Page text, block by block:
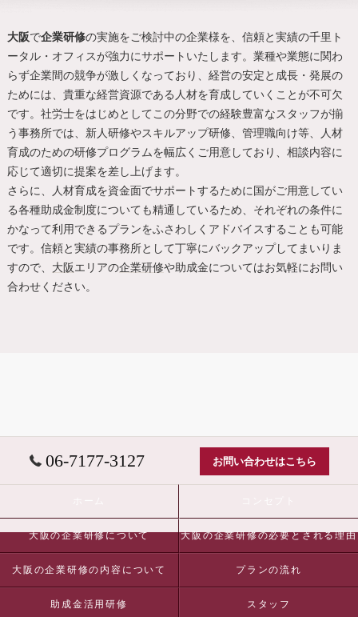
大阪で企業研修の実施をご検討中の企業様を、信頼と実績の千里ト
ータル・オフィスが強力にサポートいたします。業種や業態に関わ
らず企業間の競争が激しくなっており、経営の安定と成長・発展の
ためには、貴重な経営資源である人材を育成していくことが不可欠
です。社労士をはじめとしてこの分野での経験豊富なスタッフが揃
う事務所では、新人研修やスキルアップ研修、管理職向け等、人材
育成のための研修プログラムを幅広くご用意しており、相談内容に
応じて適切に提案を差し上げます。
さらに、人材育成を資金面でサポートするために国がご用意してい
る各種助成金制度についても精通しているため、それぞれの条件に
かなって利用できるプランをふさわしくアドバイスすることも可能
です。信頼と実績の事務所として丁寧にバックアップしてまいりま
すので、 大阪 エリアの企業研修や助成金についてはお気軽にお問い
合わせください。
06-7177-3127 お問い合わせはこちら
大阪の企業研修について 大阪の企業研修の必要とされる理由
大阪の企業研修の内容について プランの流れ
助成金活用研修 スタッフ